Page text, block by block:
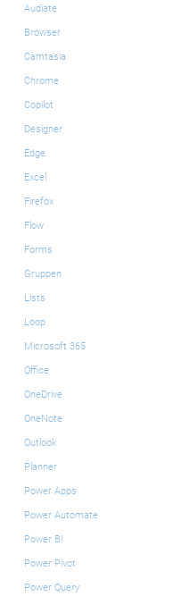
Audiate
Browser
Camtasia
Chrome
Copilot
Designer
Edge
Excel
Firefox
Flow
Forms
Gruppen
Lists
Loop
Microsoft 365
Office
OneDrive
OneNote
Outlook
Planner
Power Apps
Power Automate
Power BI
Power Pivot
Power Query